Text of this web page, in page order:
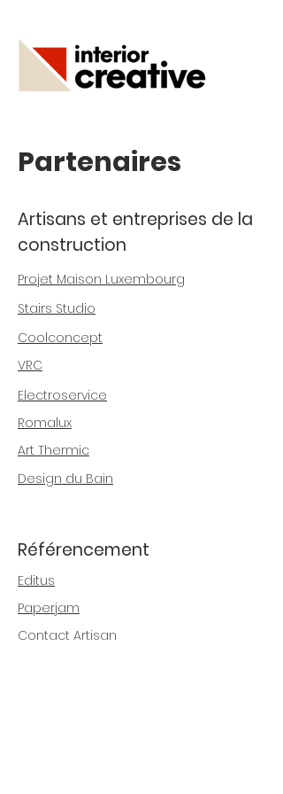
Partenaires
Artisans et entreprises de la
construction
Projet Maison Luxembourg
Stairs Studio
Coolconcept
VRC
Electroservice
Romalux
Art Thermic
Design du Bain
Référencement
Editus
Paperjam
Contact Artisan